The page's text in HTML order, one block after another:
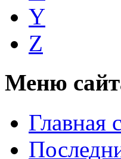
Y
Z
Меню
Главная